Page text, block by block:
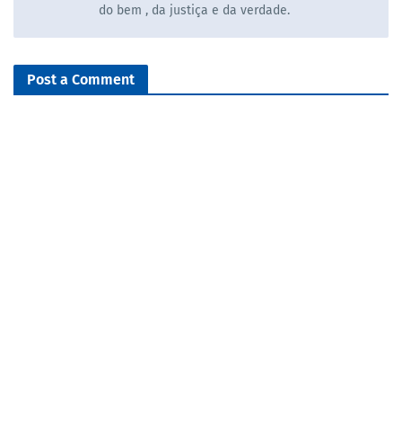
do bem , da justiça e da verdade.
Post a Comment